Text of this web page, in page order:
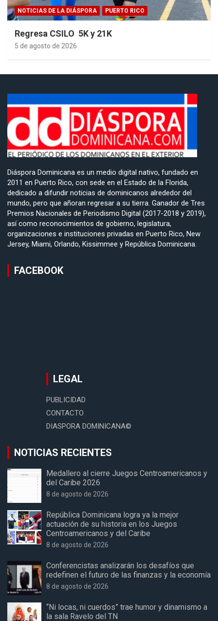
NOTICIAS DE LA DIÁSPORA PUERTO RICO
Regresa CSILO 5K y 21K
5 de agosto de 2026
Diáspora Dominicana es un medio digital nativo, fundado en
2011 en Puerto Rico, con sede en el Estado de la Florida,
dedicado a difundir noticias de dominicanos alrededor del
mundo, pero que añoran regresar a su tierra. Ganador de Tres
Premios Nacionales de Periodismo Digital (2017-2018 y 2019),
así como reconocimientos de gobierno, legislatura,
organizaciones e instituciones privadas en Puerto Rico, New
Jersey, Miami, Orlando, Kissimmee y República Dominicana.
FACEBOOK
LEGAL
PUBLICIDAD
CONTACTO
DIASPORA DOMINICANA©
NOTICIAS RECIENTES
Medallero al cierre Juegos Centroamericanos y
del Caribe 2026
8 de agosto de 2026
República Dominicana logra ya la mejor
actuación de su historia en los Juegos
Centroamericanos y del Caribe
8 de agosto de 2026
Conferencistas analizarán los desafíos que
redefinen el futuro de las finanzas y la economía
8 de agosto de 2026
“Ni locas, ni cuerdos” trae humor y dinamismo a
la sala Ravelo del TN